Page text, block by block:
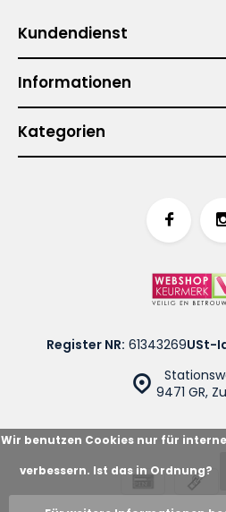
Kundendienst
Informationen
Kategorien
9471 GR,
Register NR: 61343269USt-
© Cotton Blues
Wir benutzen Cookies nur für
verbessern. Ist das in Ordnung?